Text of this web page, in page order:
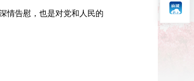
情告慰，也是对党和人民的